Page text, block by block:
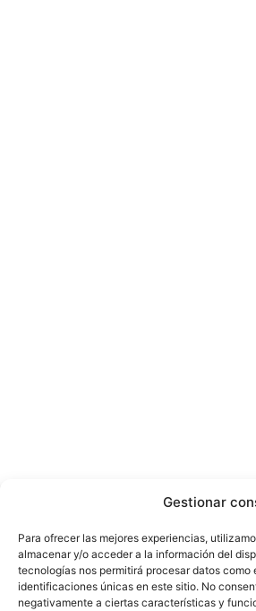
Gestionar
Para ofrecer las mejores experiencias,
almacenar y/o acceder a la información del
tecnologías nos permitirá procesar datos
identificaciones únicas en este sitio. No
negativamente a ciertas características y